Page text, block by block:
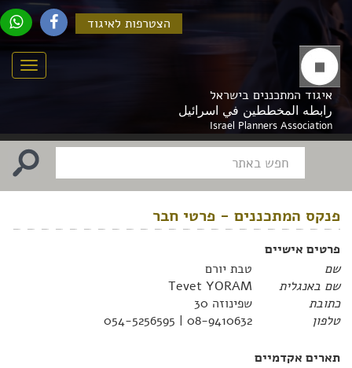
הצטרפות לאיגוד
איגוד המתכננים בישראל
رابطه المخططين في اسرائيل
Israel Planners Association
פנקס המתכננים - פרטי חבר
פרטים אישיים
שם
טבת יורם
שם באנגלית
Tevet YORAM
כתובת
שפינוזה 30
טלפון
08-9410632 | 054-5256595
תארים אקדמיים